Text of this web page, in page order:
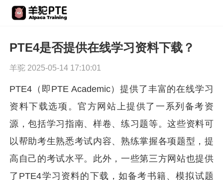
PTE4是否提供在线学习资料下载？
羊驼 2025-05-14 17:10:01
PTE4（即PTE Academic）提供了丰富的在线学习
资料下载选项。官方网站上提供了一系列备考资
源，包括学习指南、样卷、练习题等。这些资料可
以帮助考生熟悉考试内容、熟练掌握各项题型，提
高自己的考试水平。此外，一些第三方网站也提供
了PTE4学习资料的下载，如备考书籍、模拟试题